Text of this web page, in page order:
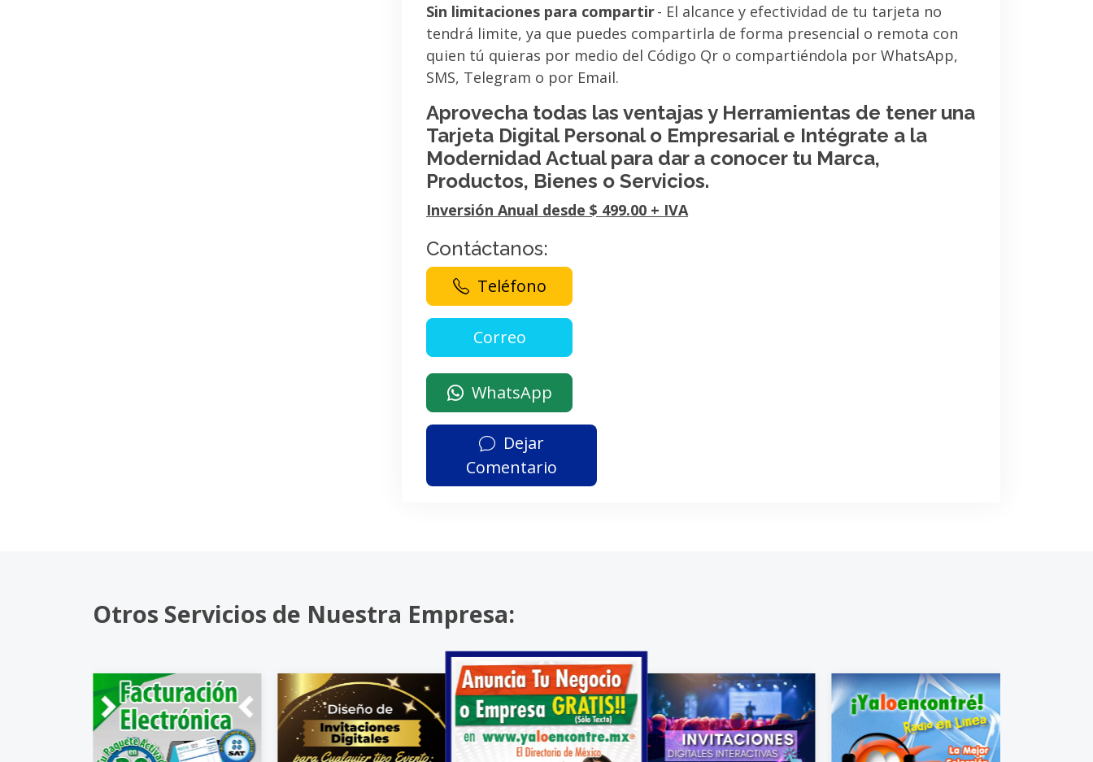
Sin limitaciones para compartir- El alcance y efectividad de tu tarjeta no
tendrá limite, ya que puedes compartirla de forma presencial o remota con
quien tú quieras por medio del Código Qr o compartiéndola por WhatsApp,
SMS, Telegram o por Email.
Aprovecha todas las ventajas y Herramientas de tener una
Tarjeta Digital Personal o Empresarial e Intégrate a la
Modernidad Actual para dar a conocer tu Marca,
Productos, Bienes o Servicios.
Inversión Anual desde $ 499.00 + IVA
Contáctanos:
Teléfono
WhatsApp
Dejar
Comentario
Otros Servicios de Nuestra Empresa: